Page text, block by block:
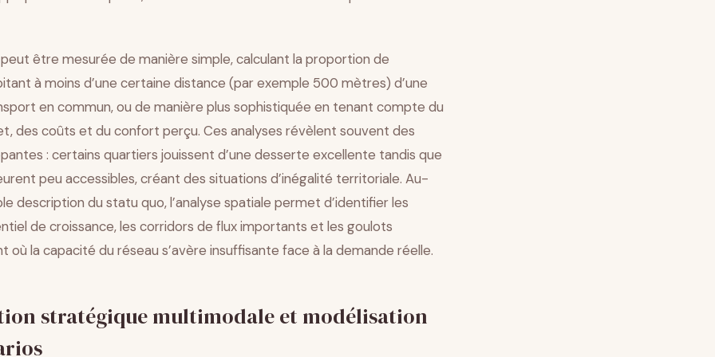
peut être mesurée de manière simple, calculant la proportion de
à moins d’une certaine distance (par exemple 500 mètres) d’une
en commun, ou de manière plus sophistiquée en tenant compte du
des coûts et du confort perçu. Ces analyses révèlent souvent des
: certains quartiers jouissent d’une desserte excellente tandis que
peu accessibles, créant des situations d’inégalité territoriale. Au-
description du statu quo, l’analyse spatiale permet d’identifier les
de croissance, les corridors de flux importants et les goulots
où la capacité du réseau s’avère insuffisante face à la demande réelle.
stratégique multimodale et modélisation